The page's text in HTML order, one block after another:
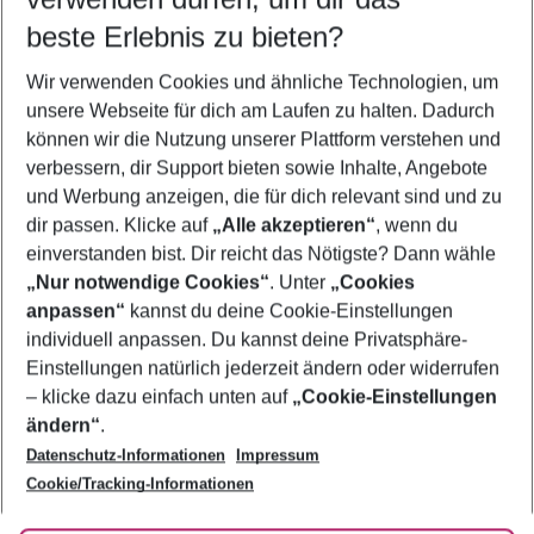
5-8 Nächte
2 Erwachsene Keine Kinder
Mehr Filter anzeigen
Footer
Footer navigation
Über uns
AGB
Bestpreisgarantie
Cookie-Einstellungen ändern
Cookie-Richtlinie
Agenturbetreuung
Barrierefreies Reisen
Folge uns
beste Erlebnis zu bieten?
Wir verwenden Cookies und ähnliche Technologien, um
unsere Webseite für dich am Laufen zu halten. Dadurch
können wir die Nutzung unserer Plattform verstehen und
verbessern, dir Support bieten sowie Inhalte, Angebote
und Werbung anzeigen, die für dich relevant sind und zu
dir passen. Klicke auf „Alle akzeptieren“, wenn du
einverstanden bist. Dir reicht das Nötigste? Dann wähle
„Nur notwendige Cookies“. Unter „Cookies
anpassen“ kannst du deine Cookie-Einstellungen
individuell anpassen. Du kannst deine Privatsphäre-
Einstellungen natürlich jederzeit ändern oder widerrufen
– klicke dazu einfach unten auf „Cookie-Einstellungen
ändern“.
Datenschutz-Informationen
Impressum
Cookie/Tracking-Informationen